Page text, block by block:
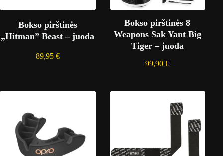
Bokso pirštinės
„Hitman” Beast – juoda
89,95 €
Bokso pirštinės 8
Weapons Sak Yant Big
Tiger – juoda
99,90€